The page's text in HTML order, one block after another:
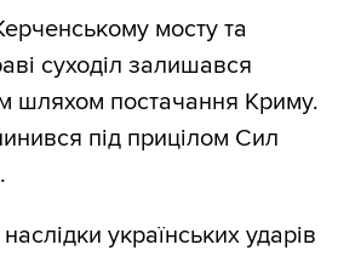
мосту та
суходіл залишався
шляхом постачання Криму.
під прицілом Сил
українських ударів